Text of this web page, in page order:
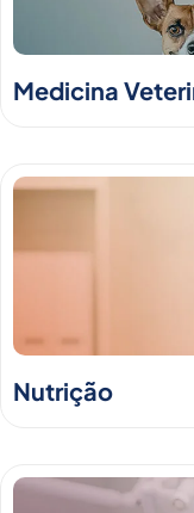
Medicina
Nutrição